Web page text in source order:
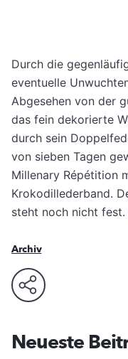
Durch die
eventuelle
Abgesehen von der
das fein dekorierte
durch sein
von sieben Tagen
Millenary Répétition
Krokodillederband.
steht noch nicht fest.
Archiv
Neueste